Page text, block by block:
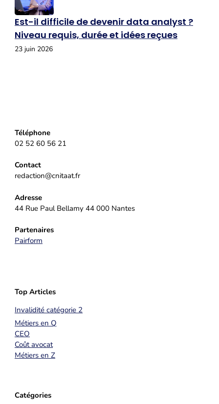
Est-il difficile de devenir data analyst ?
Niveau requis, durée et idées reçues
23 juin 2026
Téléphone
02 52 60 56 21
Contact
redaction@cnitaat.fr
Adresse
44 Rue Paul Bellamy 44 000 Nantes
Partenaires
Pairform
Top Articles
Invalidité catégorie 2
Métiers en Q
CEO
Coût avocat
Métiers en Z
Catégories